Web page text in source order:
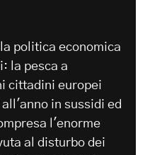
politica economica
la pesca a
cittadini europei
in sussidi ed
l'enorme
al disturbo dei